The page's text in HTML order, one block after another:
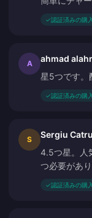
✓認証済みの購入
A ahmad
星5つです。
✓認証済みの購入
S Sergiu
4.5つ星。人
つ必要があり
✓認証済みの購入